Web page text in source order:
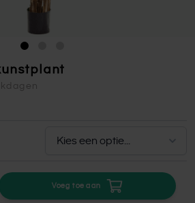
Voeg toe aan